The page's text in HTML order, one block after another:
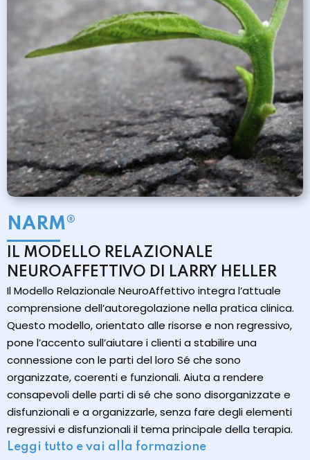
NARM®
IL MODELLO RELAZIONALE
NEUROAFFETTIVO DI LARRY HELLER
Il Modello Relazionale NeuroAffettivo integra l’attuale
comprensione dell’autoregolazione nella pratica clinica.
Questo modello, orientato alle risorse e non regressivo,
pone l’accento sull’aiutare i clienti a stabilire una
connessione con le parti del loro Sé che sono
organizzate, coerenti e funzionali. Aiuta a rendere
consapevoli delle parti di sé che sono disorganizzate e
disfunzionali e a organizzarle, senza fare degli elementi
regressivi e disfunzionali il tema principale della terapia.
Leggi tutto e vai alla formazione